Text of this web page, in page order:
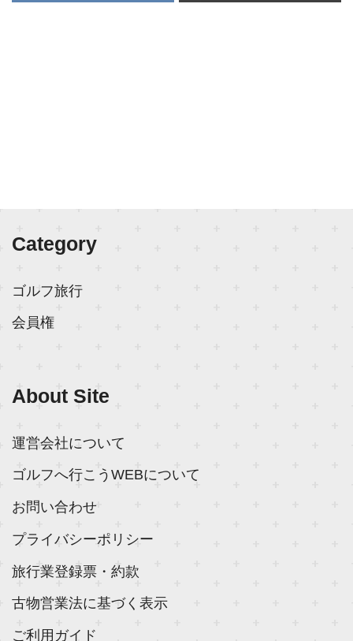
Category
ゴルフ旅行
会員権
About Site
運営会社について
ゴルフへ行こうWEBについて
お問い合わせ
プライバシーポリシー
旅行業登録票・約款
古物営業法に基づく表示
ご利用ガイド